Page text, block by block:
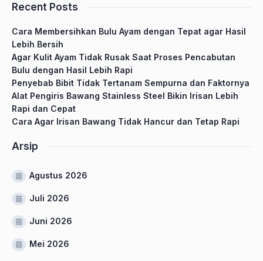
Recent Posts
Cara Membersihkan Bulu Ayam dengan Tepat agar Hasil
Lebih Bersih
Agar Kulit Ayam Tidak Rusak Saat Proses Pencabutan
Bulu dengan Hasil Lebih Rapi
Penyebab Bibit Tidak Tertanam Sempurna dan Faktornya
Alat Pengiris Bawang Stainless Steel Bikin Irisan Lebih
Rapi dan Cepat
Cara Agar Irisan Bawang Tidak Hancur dan Tetap Rapi
Arsip
Agustus 2026
Juli 2026
Juni 2026
Mei 2026